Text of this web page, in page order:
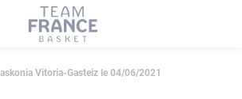
Vitoria-Gasteiz le 04/06/2021
cookies